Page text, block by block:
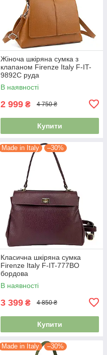
Жіноча шкіряна сумка з
клапаном Firenze Italy F-IT-
9892C руда
В наявності
2 999 ₴ 4 750 ₴
Купити
Made in Italy –30%
Класична шкіряна сумка
Firenze Italy F-IT-777BO
бордова
В наявності
3 399 ₴ 4 850 ₴
Купити
Made in Italy –30%